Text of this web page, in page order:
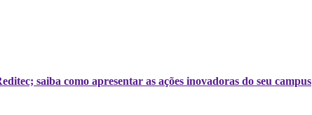
saiba como apresentar as ações inovadoras do seu campus